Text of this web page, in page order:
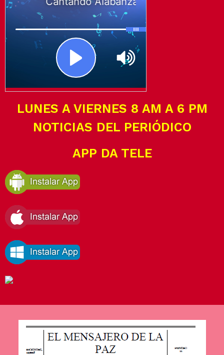
LUNES A VIERNES 8 AM A 6 PM
NOTICIAS DEL PERIÓDICO
APP DA TELE